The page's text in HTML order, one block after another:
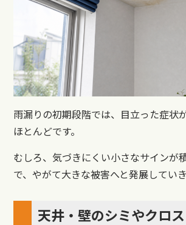
雨漏りの初期段階では、目立った症状
ほとんどです。
むしろ、気づきにくい小さなサインが
で、やがて大きな被害へと発展していき
天井・壁のシミやクロ